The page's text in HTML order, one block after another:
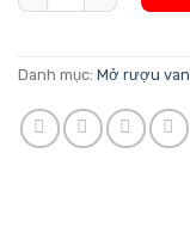
Danh mục: Mở rượu